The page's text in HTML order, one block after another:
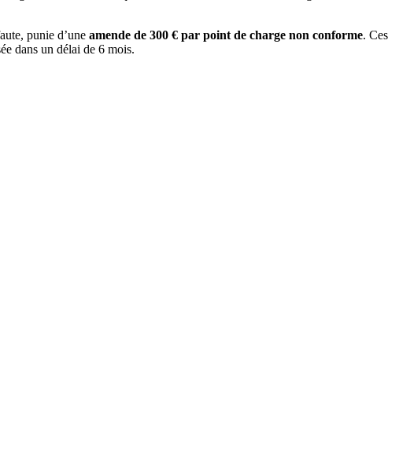
punie d’une amende de 300 € par point de charge non conforme. Ces
dans un délai de 6 mois.